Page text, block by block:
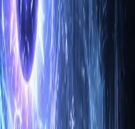
Нильфур через
через Метеор в
магию для